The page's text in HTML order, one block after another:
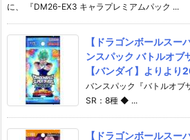
に、 『DM26-EX3 キャラプレミアムパック ...
【ドラゴンボールスー
ンスパック バトルオ
【バンダイ】よりよ
バンスパック『バトルオ
SR：8種 ◆ ...
【ドラゴンボールスー